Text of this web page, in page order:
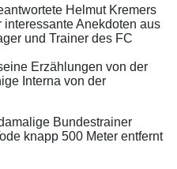
Helmut Kremers
Anekdoten aus
und Trainer des FC
Erzählungen von der
Interna von der
Bundestrainer
knapp 500 Meter entfernt